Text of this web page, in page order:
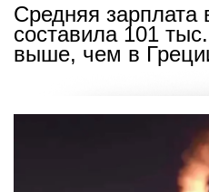
Средняя зарплата
составила 101
выше, чем в